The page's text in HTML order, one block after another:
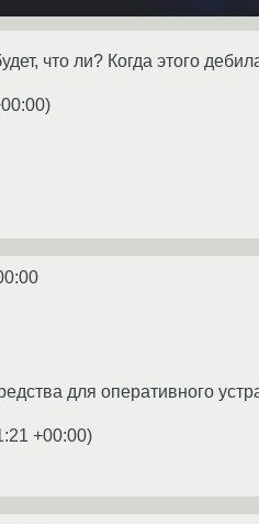
что ли? Когда этого
)
для оперативного
+00:00)